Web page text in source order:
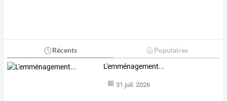
Récents Populaires
L'emménagement...
31 juil. 2026